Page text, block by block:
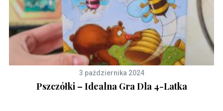
3 października 2024
Pszczółki – Idealna Gra Dla 4-Latka